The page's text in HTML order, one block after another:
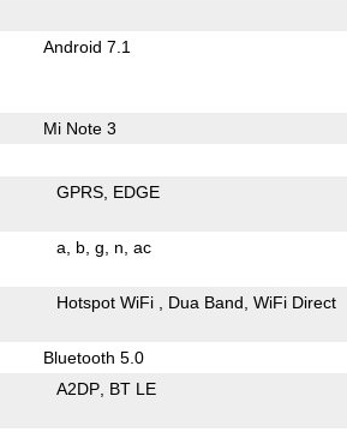
Android 7.1
Mi Note 3
GPRS EDGE
a b g n ac
Hotspot WiFi Dua Band WiFi Direct
Bluetooth 5.0
A2DP BT LE